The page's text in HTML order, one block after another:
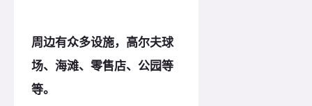
周边有众多设施，高尔夫球
场、海滩、零售店、公园等
等。